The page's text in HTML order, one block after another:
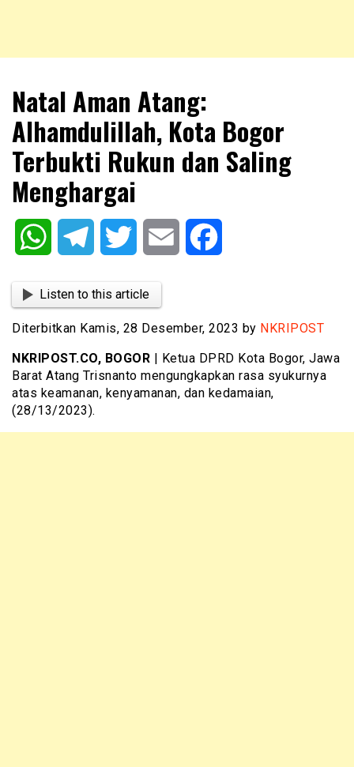
NKRIPOST
Natal Aman Atang:
Alhamdulillah, Kota Bogor
Terbukti Rukun dan Saling
Menghargai
WhatsAppTelegram Twitter Email
Listen to this article
Diterbitkan Kamis, 28 Desember, 2023 by NKRIPOST
NKRIPOST.CO, BOGOR | Ketua DPRD Kota Bogor, Jawa
Barat Atang Trisnanto mengungkapkan rasa syukurnya
atas keamanan, kenyamanan, dan kedamaian,
(28/13/2023).